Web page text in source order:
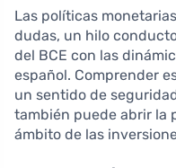
Las políticas
dudas, un hilo
del BCE con las
español. Comprender
un sentido de
también puede abrir la
ámbito de las